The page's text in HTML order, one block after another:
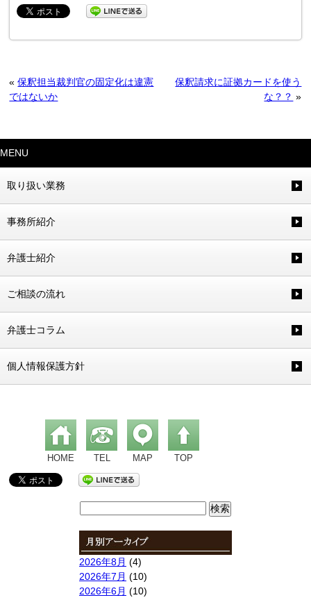
«保釈担当裁判官の固定化は違憲
ではないか
保釈請求に証拠カードを使う
な？？ »
MENU
取り扱い業務
事務所紹介
弁護士紹介
ご相談の流れ
弁護士コラム
個人情報保護方針
HOME TEL MAP TOP
2026年8月 (4)
2026年7月 (10)
2026年6月 (10)